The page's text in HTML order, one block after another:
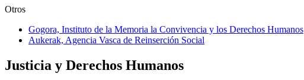
Otros
Gogora, Instituto de la Memoria la Convivencia y los Derechos Humanos
Aukerak, Agencia Vasca de Reinserción Social
Justicia y Derechos Humanos